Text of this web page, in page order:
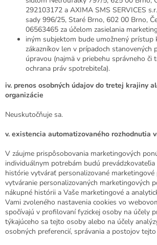
292103172 a AXIMA SMS SERVICES
sady 996/25, Staré Brno, 602 00 Brno,
06563465 za účelom zasielania
iným subjektom bude umožnený prístup
zákazníkov len v prípadoch stanovených
úpravou (najmä v priebehu správneho či
ochrana práv spotrebiteľa).
iv. prenos osobných údajov do tretej krajiny
organizácie
Neuskutočňuje sa.
v. existencia automatizovaného rozhodnutia
V záujme prispôsobovania marketingových
individuálnym potrebám budú prevádzkovateľia
histórie vytvárať personalizované marketingové
vytváranie personalizovaných marketingových
nákupné histórii a Vaše marketingové a
Vami zvoleného nastavenia cookies vo
spočívajú v profilovaní fyzickej osoby na účely
týkajúceho sa tejto osoby alebo na účely
osobných preferencií, správania a postojov